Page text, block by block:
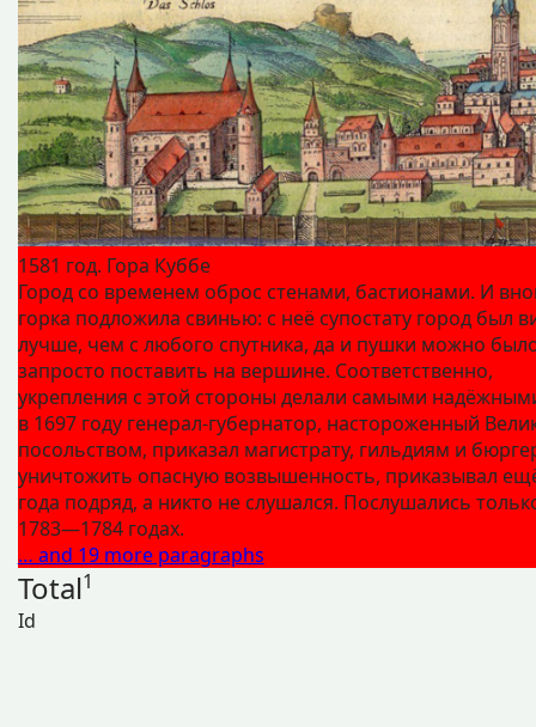
1581 год. Гора Куббе
Город со временем оброс стенами, бастионами. И
горка подложила свинью: с неё супостату город был
лучше, чем с любого спутника, да и пушки можно
запросто поставить на вершине. Соответственно,
укрепления с этой стороны делали самыми
в 1697 году генерал-губернатор, настороженный
посольством, приказал магистрату, гильдиям и
уничтожить опасную возвышенность, приказывал
года подряд, а никто не слушался. Послушались
1783—1784 годах.
… and 19 more paragraphs
Total1
Id